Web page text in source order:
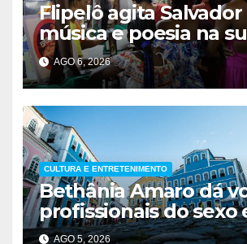
Flipelô agita
música e poesia na
décima edição
AGO 6, 2026
CULTURA E ENTRETENIMENTO
Bethânia Amaro dá
profissionais do sexo
romance de estreia
AGO 5, 2026